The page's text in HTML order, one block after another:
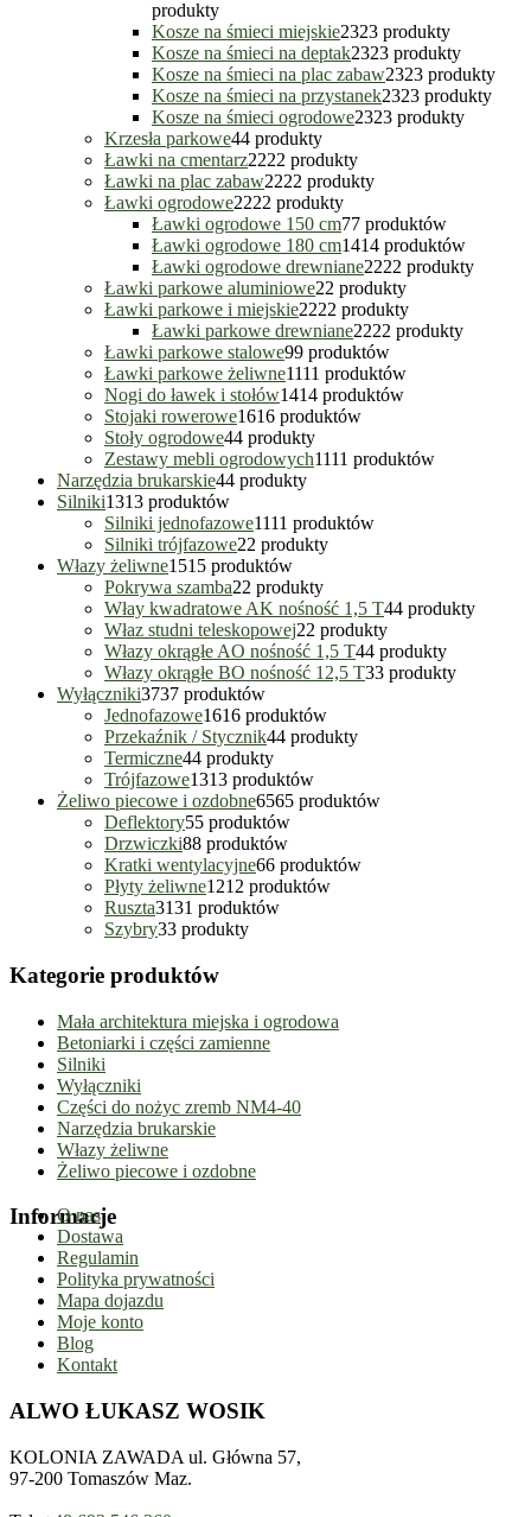
produkty
Kosze na śmieci miejskie2323 produkty
Kosze na śmieci na deptak2323 produkty
Kosze na śmieci na plac zabaw2323 produkty
Kosze na śmieci na przystanek2323 produkty
Kosze na śmieci ogrodowe2323 produkty
Krzesła parkowe44 produkty
Ławki na cmentarz2222 produkty
Ławki na plac zabaw2222 produkty
Ławki ogrodowe2222 produkty
Ławki ogrodowe 150 cm77 produktów
Ławki ogrodowe 180 cm1414 produktów
Ławki ogrodowe drewniane2222 produkty
Ławki parkowe aluminiowe22 produkty
Ławki parkowe i miejskie2222 produkty
Ławki parkowe drewniane2222 produkty
Ławki parkowe stalowe99 produktów
Ławki parkowe żeliwne1111 produktów
Nogi do ławek i stołów1414 produktów
Stojaki rowerowe1616 produktów
Stoły ogrodowe44 produkty
Zestawy mebli ogrodowych1111 produktów
Narzędzia brukarskie44 produkty
Silniki1313 produktów
Silniki jednofazowe1111 produktów
Silniki trójfazowe22 produkty
Włazy żeliwne1515 produktów
Pokrywa szamba22 produkty
Włay kwadratowe AK nośność 1,5 T44 produkty
Właz studni teleskopowej22 produkty
Włazy okrągłe AO nośność 1,5 T44 produkty
Włazy okrągłe BO nośność 12,5 T33 produkty
Wyłączniki3737 produktów
Jednofazowe1616 produktów
Przekaźnik / Stycznik44 produkty
Termiczne44 produkty
Trójfazowe1313 produktów
Żeliwo piecowe i ozdobne6565 produktów
Deflektory55 produktów
Drzwiczki88 produktów
Kratki wentylacyjne66 produktów
Płyty żeliwne1212 produktów
Ruszta3131 produktów
Szybry33 produkty
Kategorie produktów
Mała architektura miejska i ogrodowa
Betoniarki i części zamienne
Silniki
Wyłączniki
Części do nożyc zremb NM4-40
Narzędzia brukarskie
Włazy żeliwne
Żeliwo piecowe i ozdobne
Informacje
O nas
Dostawa
Regulamin
Polityka prywatności
Mapa dojazdu
Moje konto
Blog
Kontakt
ALWO ŁUKASZ WOSIK
KOLONIA ZAWADA ul. Główna 57,
97-200 Tomaszów Maz.